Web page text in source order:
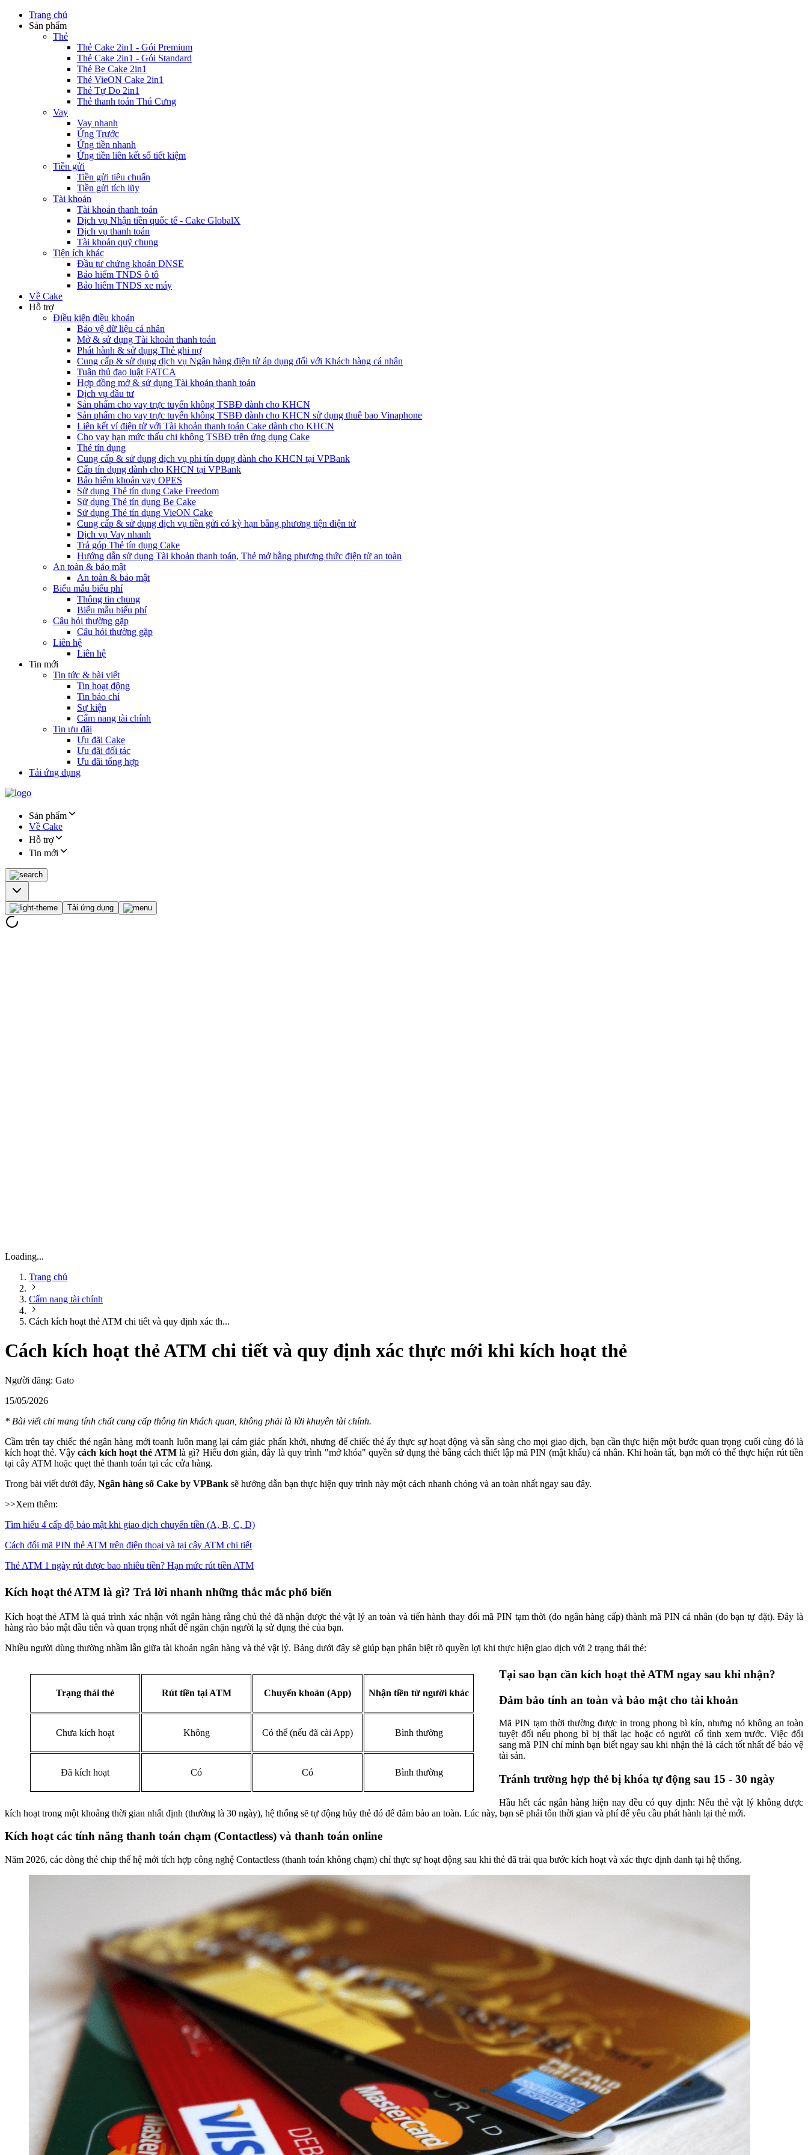
Trang chủ
Sản phẩm
Thẻ
Thẻ Cake 2in1 - Gói Premium
Thẻ Cake 2in1 - Gói Standard
Thẻ Be Cake 2in1
Thẻ VieON Cake 2in1
Thẻ Tự Do 2in1
Thẻ thanh toán Thú Cưng
Vay
Vay nhanh
Ứng Trước
Ứng tiền nhanh
Ứng tiền liên kết sổ tiết kiệm
Tiền gửi
Tiền gửi tiêu chuẩn
Tiền gửi tích lũy
Tài khoản
Tài khoản thanh toán
Dịch vụ Nhận tiền quốc tế - Cake GlobalX
Dịch vụ thanh toán
Tài khoản quỹ chung
Tiện ích khác
Đầu tư chứng khoán DNSE
Bảo hiểm TNDS ô tô
Bảo hiểm TNDS xe máy
Về Cake
Hỗ trợ
Điều kiện điều khoản
Bảo vệ dữ liệu cá nhân
Mở & sử dụng Tài khoản thanh toán
Phát hành & sử dụng Thẻ ghi nợ
Cung cấp & sử dụng dịch vụ Ngân hàng điện tử áp dụng đối với Khách hàng cá nhân
Tuân thủ đạo luật FATCA
Hợp đồng mở & sử dụng Tài khoản thanh toán
Dịch vụ đầu tư
Sản phẩm cho vay trực tuyến không TSBĐ dành cho KHCN
Sản phẩm cho vay trực tuyến không TSBĐ dành cho KHCN sử dụng thuê bao Vinaphone
Liên kết ví điện tử với Tài khoản thanh toán Cake dành cho KHCN
Cho vay hạn mức thấu chi không TSBĐ trên ứng dụng Cake
Thẻ tín dụng
Cung cấp & sử dụng dịch vụ phi tín dụng dành cho KHCN tại VPBank
Cấp tín dụng dành cho KHCN tại VPBank
Bảo hiểm khoản vay OPES
Sử dụng Thẻ tín dụng Cake Freedom
Sử dụng Thẻ tín dụng Be Cake
Sử dụng Thẻ tín dụng VieON Cake
Cung cấp & sử dụng dịch vụ tiền gửi có kỳ hạn bằng phương tiện điện tử
Dịch vụ Vay nhanh
Trả góp Thẻ tín dụng Cake
Hướng dẫn sử dụng Tài khoản thanh toán, Thẻ mở bằng phương thức điện tử an toàn
An toàn & bảo mật
An toàn & bảo mật
Biểu mẫu biểu phí
Thông tin chung
Biểu mẫu biểu phí
Câu hỏi thường gặp
Câu hỏi thường gặp
Liên hệ
Liên hệ
Tin mới
Tin tức & bài viết
Tin hoạt động
Tin báo chí
Sự kiện
Cẩm nang tài chính
Tin ưu đãi
Ưu đãi Cake
Ưu đãi đối tác
Ưu đãi tổng hợp
Tải ứng dụng
Sản phẩm
Về Cake
Hỗ trợ
Tin mới
Tải ứng dụng
Loading...
Trang chủ
Cẩm nang tài chính
Cách kích hoạt thẻ ATM chi tiết và quy định xác th...
Cách kích hoạt thẻ ATM chi tiết và quy định xác thực mới khi kích hoạt thẻ
Người đăng: Gato
15/05/2026
* Bài viết chỉ mang tính chất cung cấp thông tin khách quan, không phải là lời khuyên tài chính.
Cầm trên tay chiếc thẻ ngân hàng mới toanh luôn mang lại cảm giác phấn khởi, nhưng để chiếc thẻ ấy thực sự hoạt động và sẵn sàng cho mọi giao dịch, bạn cần thực hiện một bước quan trọng cuối cùng đó là
kích hoạt thẻ. Vậycách kích hoạt thẻ ATM là gì? Hiểu đơn giản, đây là quy trình "mở khóa" quyền sử dụng thẻ bằng cách thiết lập mã PIN (mật khẩu) cá nhân. Khi hoàn tất, bạn mới có thể thực hiện rút tiền
tại cây ATM hoặc quẹt thẻ thanh toán tại các cửa hàng.
Trong bài viết dưới đây, Ngân hàng số Cake by VPBank sẽ hướng dẫn bạn thực hiện quy trình này một cách nhanh chóng và an toàn nhất ngay sau đây.
>>Xem thêm:
Tìm hiểu 4 cấp độ bảo mật khi giao dịch chuyển tiền (A, B, C, D)
Cách đổi mã PIN thẻ ATM trên điện thoại và tại cây ATM chi tiết
Thẻ ATM 1 ngày rút được bao nhiêu tiền? Hạn mức rút tiền ATM
Kích hoạt thẻ ATM là gì? Trả lời nhanh những thắc mắc phổ biến
Kích hoạt thẻ ATM là quá trình xác nhận với ngân hàng rằng chủ thẻ đã nhận được thẻ vật lý an toàn và tiến hành thay đổi mã PIN tạm thời (do ngân hàng cấp) thành mã PIN cá nhân (do bạn tự đặt). Đây là
hàng rào bảo mật đầu tiên và quan trọng nhất để ngăn chặn người lạ sử dụng thẻ của bạn.
Nhiều người dùng thường nhầm lẫn giữa tài khoản ngân hàng và thẻ vật lý. Bảng dưới đây sẽ giúp bạn phân biệt rõ quyền lợi khi thực hiện giao dịch với 2 trạng thái thẻ:
Trạng thái thẻ Rút tiền tại ATM Chuyển khoản (App) Nhận tiền từ người khác
Chưa kích hoạt Không Có thể (nếu đã cài App) Bình thường
Đã kích hoạt Có Có Bình thường
Tại sao bạn cần kích hoạt thẻ ATM ngay sau khi nhận?
Đảm bảo tính an toàn và bảo mật cho tài khoản
Mã PIN tạm thời thường được in trong phong bì kín, nhưng nó không an toàn
tuyệt đối nếu phong bì bị thất lạc hoặc có người cố tình xem trước. Việc đổi
sang mã PIN chỉ mình bạn biết ngay sau khi nhận thẻ là cách tốt nhất để bảo vệ
tài sản.
Tránh trường hợp thẻ bị khóa tự động sau 15 - 30 ngày
Hầu hết các ngân hàng hiện nay đều có quy định: Nếu thẻ vật lý không được
kích hoạt trong một khoảng thời gian nhất định (thường là 30 ngày), hệ thống sẽ tự động hủy thẻ đó để đảm bảo an toàn. Lúc này, bạn sẽ phải tốn thời gian và phí để yêu cầu phát hành lại thẻ mới.
Kích hoạt các tính năng thanh toán chạm (Contactless) và thanh toán online
Năm 2026, các dòng thẻ chip thế hệ mới tích hợp công nghệ Contactless (thanh toán không chạm) chỉ thực sự hoạt động sau khi thẻ đã trải qua bước kích hoạt và xác thực định danh tại hệ thống.